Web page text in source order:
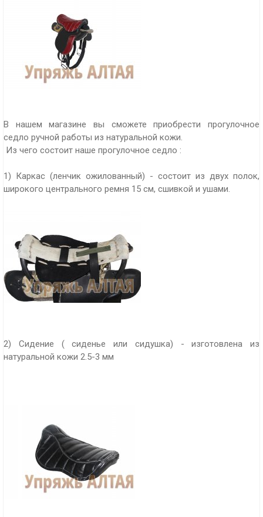
В нашем магазине вы сможете приобрести прогулочное
седло ручной работы из натуральной кожи.
Из чего состоит наше прогулочное седло :
1) Каркас (ленчик ожилованный) - состоит из двух полок,
широкого центрального ремня 15 см, сшивкой и ушами.
2) Сидение ( сиденье или сидушка) - изготовлена из
натуральной кожи 2.5-3 мм